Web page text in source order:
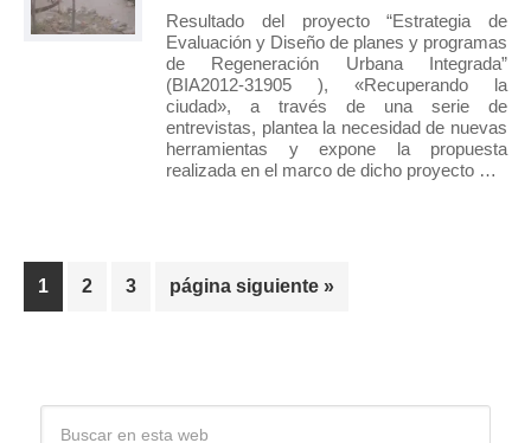
Resultado del proyecto “Estrategia de
Evaluación y Diseño de planes y programas
de Regeneración Urbana Integrada”
(BIA2012-31905 ), «Recuperando la
ciudad», a través de una serie de
entrevistas, plantea la necesidad de nuevas
herramientas y expone la propuesta
realizada en el marco de dicho proyecto …
Página
1 Página
2 Página
3
Ir
página siguiente »
Barra